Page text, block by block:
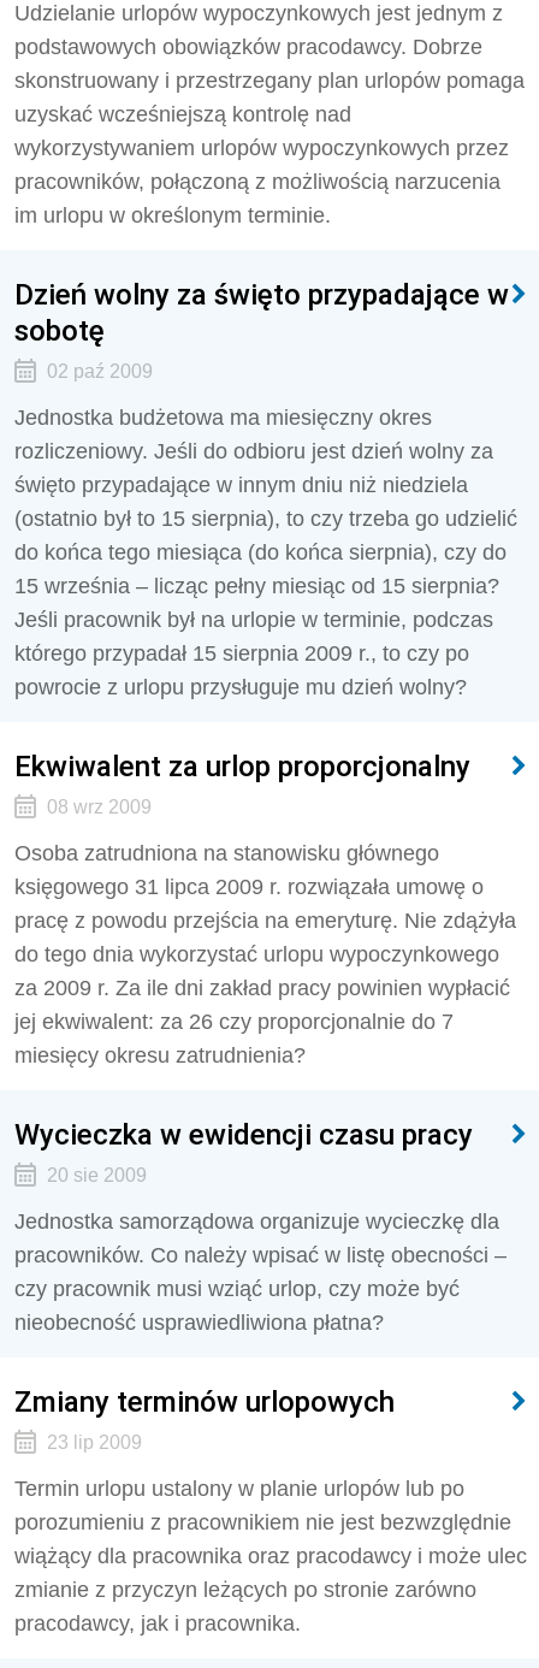
Udzielanie urlopów wypoczynkowych jest jednym z
podstawowych obowiązków pracodawcy. Dobrze
skonstruowany i przestrzegany plan urlopów pomaga
uzyskać wcześniejszą kontrolę nad
wykorzystywaniem urlopów wypoczynkowych przez
pracowników, połączoną z możliwością narzucenia
im urlopu w określonym terminie.
Dzień wolny za święto przypadające w
sobotę
02 paź 2009
Jednostka budżetowa ma miesięczny okres
rozliczeniowy. Jeśli do odbioru jest dzień wolny za
święto przypadające w innym dniu niż niedziela
(ostatnio był to 15 sierpnia), to czy trzeba go udzielić
do końca tego miesiąca (do końca sierpnia), czy do
15 września – licząc pełny miesiąc od 15 sierpnia?
Jeśli pracownik był na urlopie w terminie, podczas
którego przypadał 15 sierpnia 2009 r., to czy po
powrocie z urlopu przysługuje mu dzień wolny?
Ekwiwalent za urlop proporcjonalny
08 wrz 2009
Osoba zatrudniona na stanowisku głównego
księgowego 31 lipca 2009 r. rozwiązała umowę o
pracę z powodu przejścia na emeryturę. Nie zdążyła
do tego dnia wykorzystać urlopu wypoczynkowego
za 2009 r. Za ile dni zakład pracy powinien wypłacić
jej ekwiwalent: za 26 czy proporcjonalnie do 7
miesięcy okresu zatrudnienia?
Wycieczka w ewidencji czasu pracy
20 sie 2009
Jednostka samorządowa organizuje wycieczkę dla
pracowników. Co należy wpisać w listę obecności –
czy pracownik musi wziąć urlop, czy może być
nieobecność usprawiedliwiona płatna?
Zmiany terminów urlopowych
23 lip 2009
Termin urlopu ustalony w planie urlopów lub po
porozumieniu z pracownikiem nie jest bezwzględnie
wiążący dla pracownika oraz pracodawcy i może ulec
zmianie z przyczyn leżących po stronie zarówno
pracodawcy, jak i pracownika.